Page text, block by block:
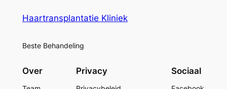
Haartransplantatie Kliniek
Beste Behandeling
Over Privacy Sociaal